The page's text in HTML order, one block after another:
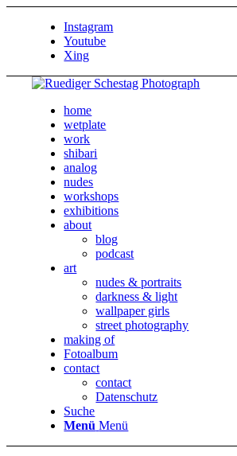
Instagram
Youtube
Xing
home
wetplate
work
shibari
analog
nudes
workshops
exhibitions
about
blog
podcast
art
nudes & portraits
darkness & light
wallpaper girls
street photography
making of
Fotoalbum
contact
contact
Datenschutz
Suche
Menü Menü